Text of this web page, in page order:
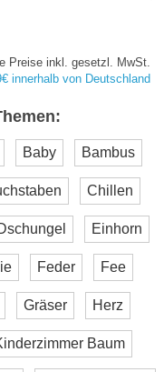
Preise inkl. gesetzl. MwSt.
innerhalb von Deutschland
Baby Bambus
Chillen
Einhorn
Feder Fee
Gräser Herz
Baum